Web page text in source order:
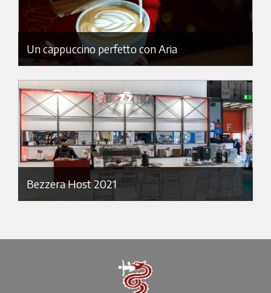
Un cappuccino perfetto con Aria
Bezzera Host 2021